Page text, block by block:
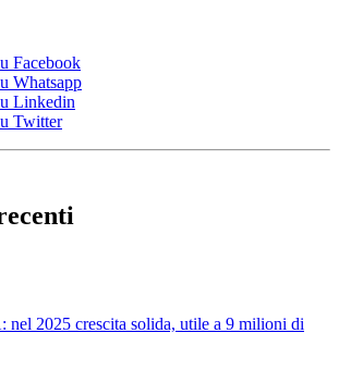
2025 crescita solida, utile a 9 milioni di